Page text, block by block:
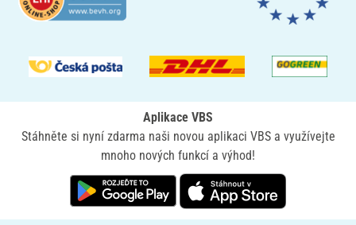
Aplikace VBS
Stáhněte si nyní zdarma naši novou aplikaci VBS a využívejte
mnoho nových funkcí a výhod!